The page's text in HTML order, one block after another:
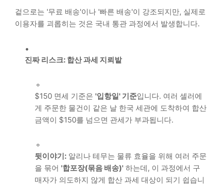
겉으로는 '무료 배송'이나 '빠른 배송'이 강조되지만, 실제로
이용자를 괴롭히는 것은 국내 통관 과정에서 발생합니다.
진짜 리스크: 합산 과세 지뢰밭
$150 면세 기준은 '입항일' 기준입니다. 여러 셀러에
게 주문한 물건이 같은 날 한국 세관에 도착하여 합산
금액이 $150를 넘으면 관세가 부과됩니다.
뒷이야기: 알리나 테무는 물류 효율을 위해 여러 주문
을 묶어 '합포장(묶음 배송)' 하는데, 이 과정에서 구
매자가 의도하지 않게 합산 과세 대상이 되기 쉽습니